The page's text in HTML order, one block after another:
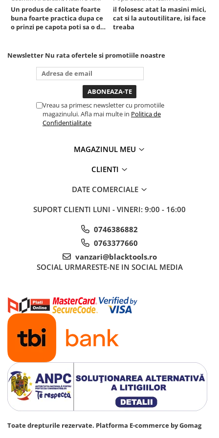
Un produs de calitate foarte
buna foarte practica dupa ce
o prinzi pe capota poti sa o dai
puternica si de la baterie care
tine destul de mult dar daca o
bagi la priza nu mai ai treaba
toata ziua ,ce...
il folosesc atat la masini mici,
cat si la autoutilitare, isi face
treaba
Newsletter Nu rata ofertele si promotiile noastre
Vreau sa primesc newsletter cu promotiile
magazinului. Afla mai multe in Politica de
Confidentialitate
MAGAZINUL MEU
CLIENTI
DATE COMERCIALE
SUPORT CLIENTI LUNI - VINERI: 9:00 - 16:00
0746386882
0763377660
vanzari@blacktools.ro
SOCIAL URMARESTE-NE IN SOCIAL MEDIA
Toate drepturile rezervate. Platforma E-commerce by Gomag